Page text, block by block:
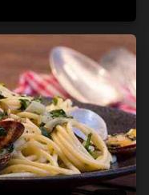
stattfinden
solchen Verarbeitung
lediglich für diese
jederzeit ändern oder
zu dieser Website
auf die Schaltfläche